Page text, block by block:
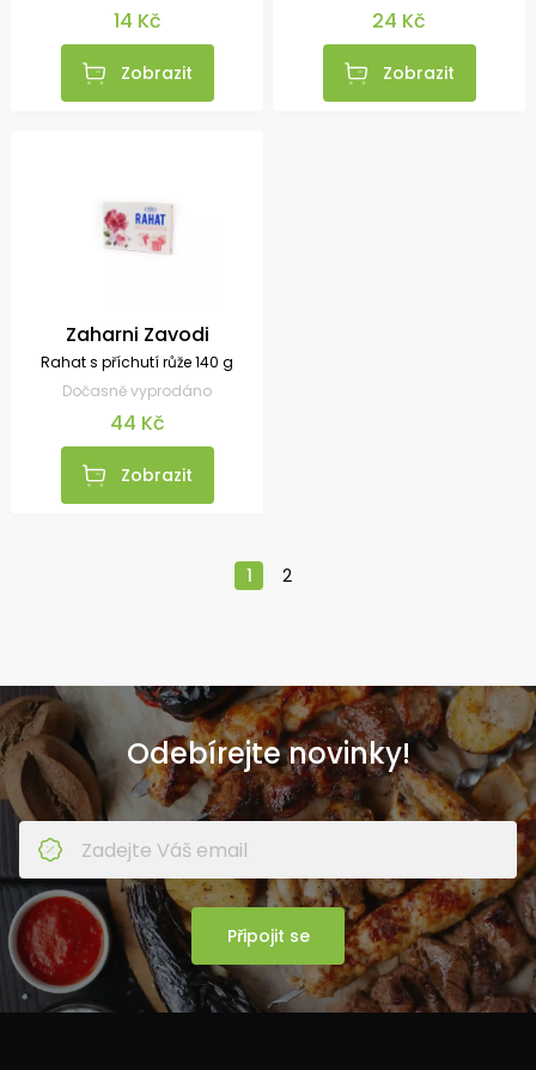
14 Kč
Zobrazit
24 Kč
Zobrazit
Zaharni Zavodi
Rahat s příchutí růže 140 g
Dočasně vyprodáno
44 Kč
Zobrazit
1 2
Odebírejte novinky!
Připojit se